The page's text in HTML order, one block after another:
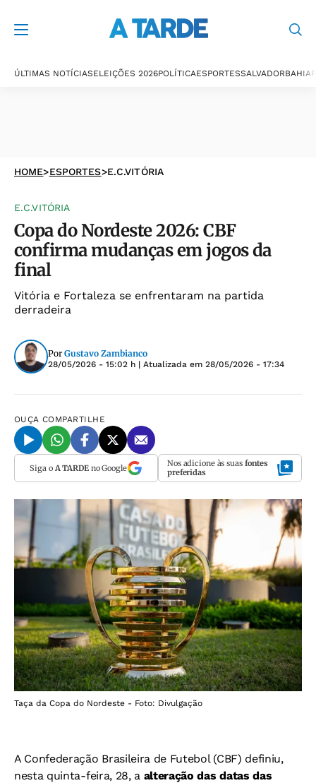
ÚLTIMAS NOTÍCIASELEIÇÕES 2026POLÍTICAESPORTESSALVADORBAHIA
HOME>ESPORTES>E.C.VITÓRIA
E.C.VITÓRIA
Copa do Nordeste 2026: CBF
confirma mudanças em jogos da
final
Vitória e Fortaleza se enfrentaram na partida
derradeira
Por Gustavo Zambianco
28/05/2026 - 15:02 h | Atualizada em 28/05/2026 - 17:34
OUÇA COMPARTILHE
Siga o A TARDEno Google Nos adicione às suas fontes
preferidas
Taça da Copa do Nordeste - Foto: Divulgação
A Confederação Brasileira de Futebol (CBF) definiu,
nesta quinta-feira, 28, a alteração das datas das